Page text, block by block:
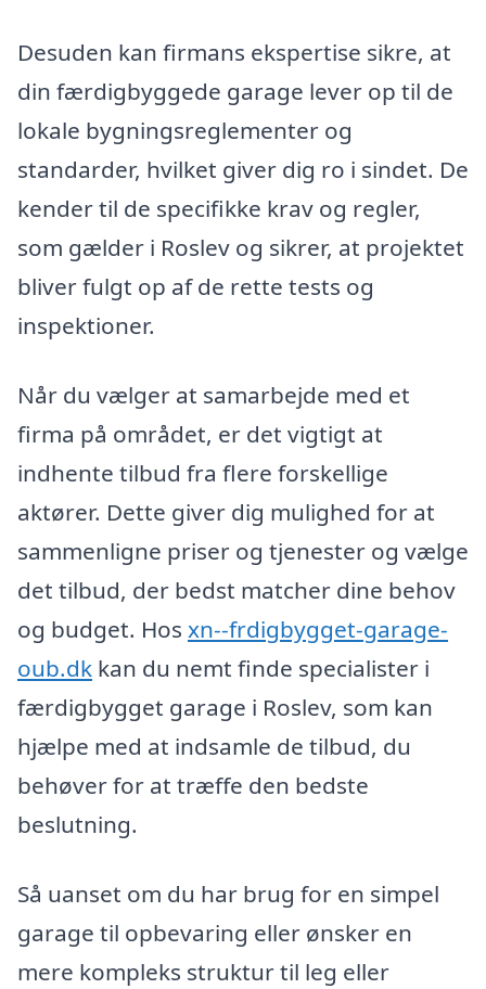
Desuden kan firmans ekspertise sikre, at
din færdigbyggede garage lever op til de
lokale bygningsreglementer og
standarder, hvilket giver dig ro i sindet. De
kender til de specifikke krav og regler,
som gælder i Roslev og sikrer, at projektet
bliver fulgt op af de rette tests og
inspektioner.
Når du vælger at samarbejde med et
firma på området, er det vigtigt at
indhente tilbud fra flere forskellige
aktører. Dette giver dig mulighed for at
sammenligne priser og tjenester og vælge
det tilbud, der bedst matcher dine behov
og budget. Hos xn--frdigbygget-garage-
oub.dk kan du nemt finde specialister i
færdigbygget garage i Roslev, som kan
hjælpe med at indsamle de tilbud, du
behøver for at træffe den bedste
beslutning.
Så uanset om du har brug for en simpel
garage til opbevaring eller ønsker en
mere kompleks struktur til leg eller